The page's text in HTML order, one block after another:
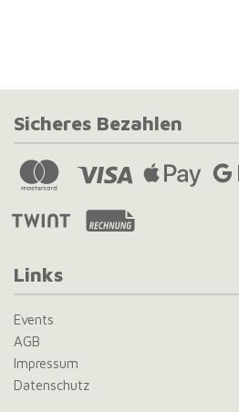
Sicheres Bezahlen
Links
Events
AGB
Impressum
Datenschutz